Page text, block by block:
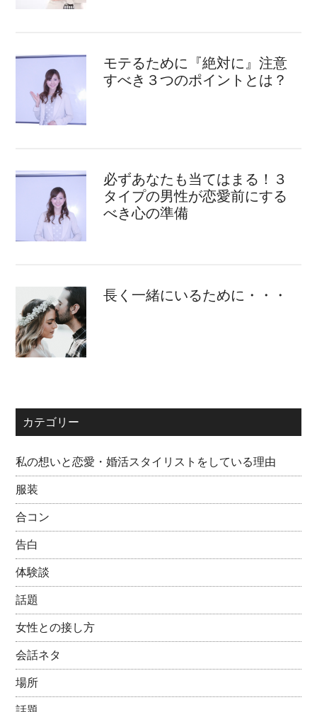
モテるために『絶対に』注意
すべき３つのポイントとは？
必ずあなたも当てはまる！３
タイプの男性が恋愛前にする
べき心の準備
長く一緒にいるために・・・
カテゴリー
私の想いと恋愛・婚活スタイリストをしている理由
服装
合コン
告白
体験談
話題
女性との接し方
会話ネタ
場所